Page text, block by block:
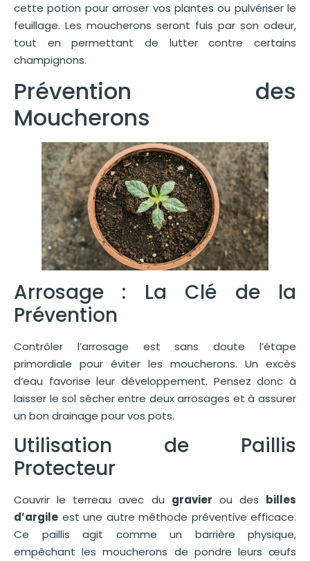
cette potion pour arroser vos plantes ou pulvériser le
feuillage. Les moucherons seront fuis par son odeur,
tout en permettant de lutter contre certains
champignons.
Prévention des
Moucherons
Arrosage : La Clé de la
Prévention
Contrôler l’arrosage est sans doute l’étape
primordiale pour éviter les moucherons. Un excès
d’eau favorise leur développement. Pensez donc à
laisser le sol sécher entre deux arrosages et à assurer
un bon drainage pour vos pots.
Utilisation de Paillis
Protecteur
Couvrir le terreau avec du gravier ou des billes
d’argile est une autre méthode préventive efficace.
Ce paillis agit comme un barrière physique,
empêchant les moucherons de pondre leurs œufs